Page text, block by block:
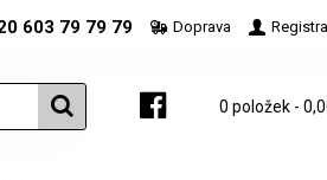
603 79 79 79 Doprava
0 položek -